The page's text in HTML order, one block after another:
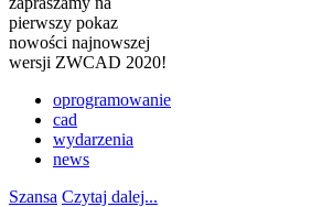
pierwszy pokaz
nowości najnowszej
wersji ZWCAD 2020!
oprogramowanie
cad
wydarzenia
news
Szansa Czytaj dalej...